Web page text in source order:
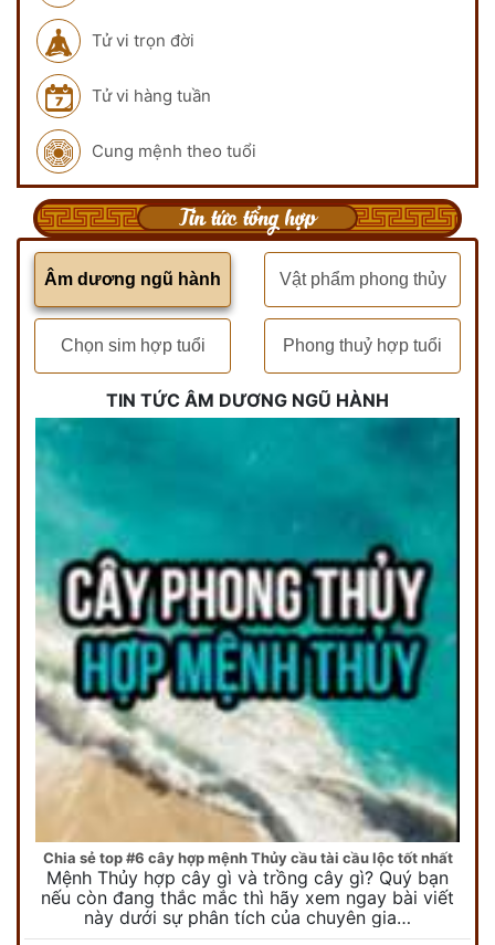
Tử vi trọn đời
Tử vi hàng tuần
Cung mệnh theo tuổi
Tin tức tổng hợp
Âm dương ngũ hành Vật phẩm phong thủy
Chọn sim hợp tuổi Phong thuỷ hợp tuổi
TIN TỨC ÂM DƯƠNG NGŨ HÀNH
Chia sẻ top #6 cây hợp mệnh Thủy cầu tài cầu lộc tốt nhất
Mệnh Thủy hợp cây gì và trồng cây gì? Quý bạn
nếu còn đang thắc mắc thì hãy xem ngay bài viết
này dưới sự phân tích của chuyên gia…